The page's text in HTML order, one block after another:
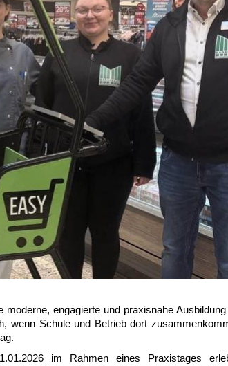
moderne, engagierte und praxisnahe
wenn Schule und Betrieb dort
im Rahmen eines Praxistages